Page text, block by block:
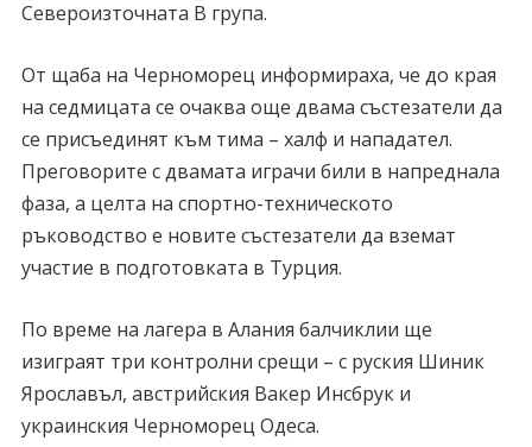
Североизточната В група.
От щаба на Черноморец информираха, че до края
на седмицата се очаква още двама състезатели да
се присъединят към тима – халф и нападател.
Преговорите с двамата играчи били в напреднала
фаза, а целта на спортно-техническото
ръководство е новите състезатели да вземат
участие в подготовката в Турция.
По време на лагера в Алания балчиклии ще
изиграят три контролни срещи – с руския Шиник
Ярославъл, австрийския Вакер Инсбрук и
украинския Черноморец Одеса.